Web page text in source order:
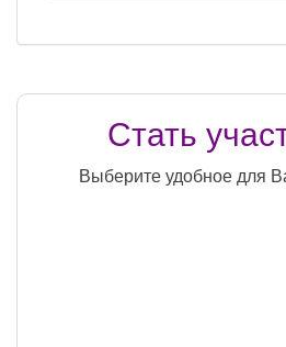
Стать
Выберите удобное для